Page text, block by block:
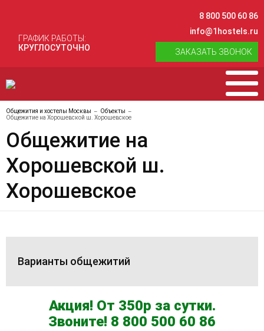
ГРАФИК РАБОТЫ:
КРУГЛОСУТОЧНО
8 800 500 60 86
info@1hostels.ru
ЗАКАЗАТЬ ЗВОНОК
Общежития и хостелы Москвы
Объекты
Общежитие на Хорошевской ш. Хорошевское
Общежитие на
Хорошевской ш.
Хорошевское
Варианты общежитий
Акция! От 350р за сутки.
Звоните! 8 800 500 60 86